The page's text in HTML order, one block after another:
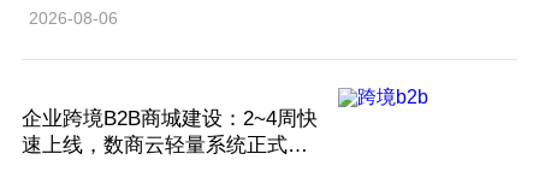
2026-08-06
企业跨境B2B商城建设：2~4周快
速上线，数商云轻量系统正式发